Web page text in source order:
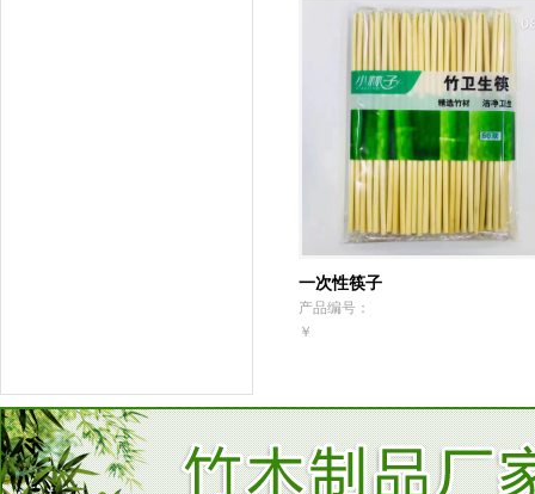
一次性筷子
产品编号：
￥